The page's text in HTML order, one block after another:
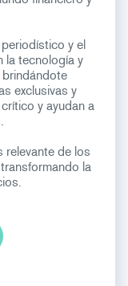
y el
la tecnología y
exclusivas y
y ayudan a
relevante de los
la